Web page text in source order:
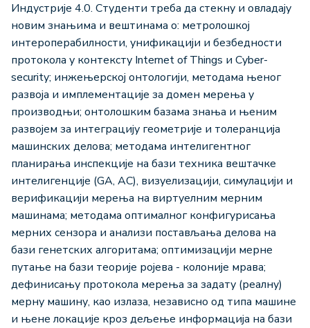
Индустрије 4.0. Студенти треба да стекну и овладају
новим знањима и вештинама о: метролошкој
интероперабилности, унификацији и безбедности
протокола у контексту Internet of Things и Cyber-
security; инжењерској онтологији, методама њеног
развоја и имплементaције за домен мерења у
производњи; онтолошким базама знања и њеним
развојем за интеграцију геометрије и толеранција
машинских делова; методама интелигентног
планирања инспекције на бази техника вештачке
интелигенције (GA, AC), визуелизацији, симулацији и
верификацији мерења на виртуелним мерним
машинама; методама оптималног конфигурисања
мерних сензора и анализи постављања делова на
бази генетских алгоритама; оптимизацији мерне
путање на бази теорије ројева - колоније мрава;
дефинисању протокола мерења за задату (реалну)
мерну машину, као излаза, независно од типа машине
и њене локације кроз дељење информација на бази